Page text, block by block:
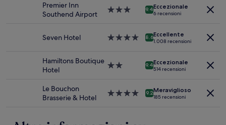
disponibilità
stelle
Premier Inn
Southend Airport
Struttura
stelle
9.4Eccezionale
6 recensioni
Seven Hotel
Struttura
stelle
8.6Eccellente
1.008 recensioni
Hamiltons Boutique
Hotel
Struttura
stelle
9.4Eccezionale
514 recensioni
Le Bouchon
Brasserie & Hotel
Struttura
stelle
9.2Meraviglioso
185 recensioni